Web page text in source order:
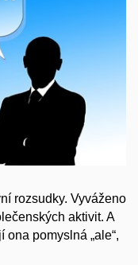
rozsudky. Vyváženo
aktivit. A
pomyslná „ale“,